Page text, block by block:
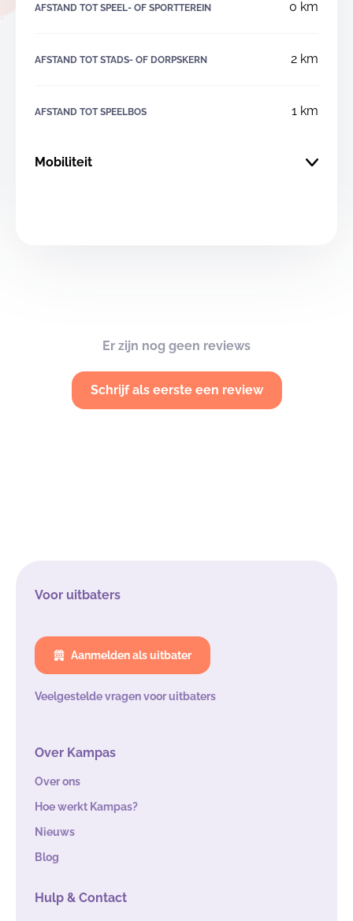
AFSTAND TOT SPEEL- OF SPORTTEREIN 0 km
AFSTAND TOT STADS- OF DORPSKERN 2 km
AFSTAND TOT SPEELBOS 1 km
Mobiliteit
Er zijn nog geen reviews
Schrijf als eerste een review
Voor uitbaters
Aanmelden als uitbater
Veelgestelde vragen voor uitbaters
Over Kampas
Over ons
Hoe werkt Kampas?
Nieuws
Blog
Hulp & Contact